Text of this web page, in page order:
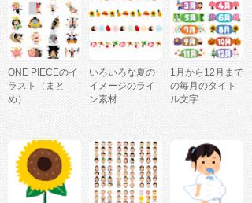
ONE PIECEのイ
ラスト（まと
め）
いろいろな夏の
イメージのライ
ン素材
1月から12月まで
の毎月のタイト
ル文字